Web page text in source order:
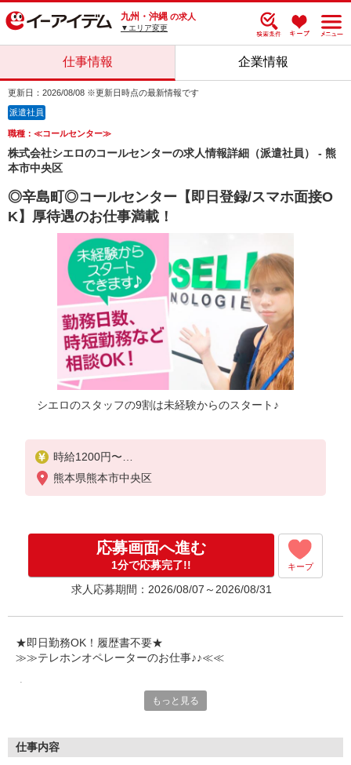
九州・沖縄 の求人
▼エリア変更
仕事情報 企業情報
更新日：2026/08/08 ※更新日時点の最新情報です
派遣社員
職種：≪コールセンター≫
株式会社シエロのコールセンターの求人情報詳細（派遣社員） - 熊
本市中央区
◎辛島町◎コールセンター【即日登録/スマホ面接O
K】厚待遇のお仕事満載！
シエロのスタッフの9割は未経験からのスタート♪
時給1200円〜
※残業代支給
★交通費別途支給（規定あり）
入社祝い金10万円支給(規定有)
お友達を紹介頂くと,
インセンティブ支給(規定有)
゜・。○。・゜+゜・。○。・゜+゜
熊本県熊本市中央区
応募画面へ進む
1分で応募完了!! キープ
求人応募期間：2026/08/07～2026/08/31
★即日勤務OK！履歴書不要★
≫≫テレホンオペレーターのお仕事♪♪≪≪
職場での不安や悩み事があれば
充実の福利厚生、各種施設利用の特典など、
もっと見る
仕事内容